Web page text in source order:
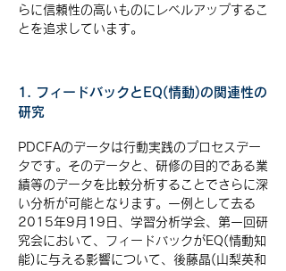
らに信頼性の高いものにレベルアップするこ
とを追求しています。
1. フィードバックとEQ(情動)の関連性の
研究
PDCFAのデータは行動実践のプロセスデー
タです。そのデータと、研修の目的である業
績等のデータを比較分析することでさらに深
い分析が可能となります。一例として去る
2015年9月19日、学習分析学会、第一回研
究会において、フィードバックがEQ(情動知
能)に与える影響について、後藤晶(山梨英和